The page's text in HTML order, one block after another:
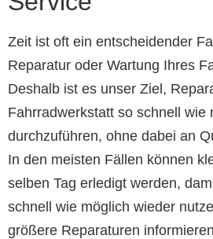
Zeit ist oft ein entscheidender
Reparatur oder Wartung Ihres
Deshalb ist es unser Ziel,
Fahrradwerkstatt so schnell wie
durchzuführen, ohne dabei an
In den meisten Fällen können
selben Tag erledigt werden,
schnell wie möglich wieder
größere Reparaturen